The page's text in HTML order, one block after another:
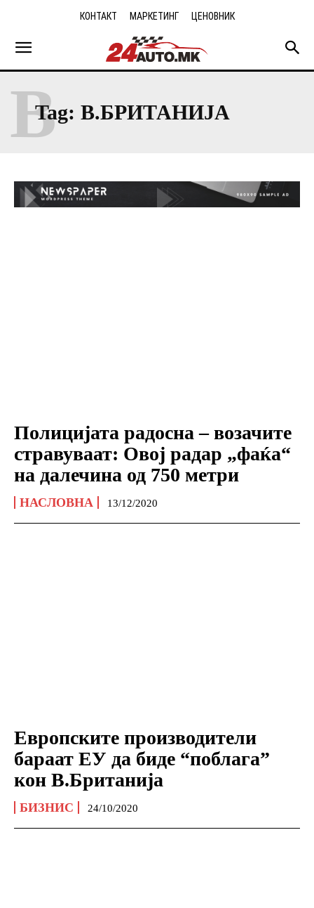
КОНТАКТ МАРКЕТИНГ ЦЕНОВНИК
Tag: В.БРИТАНИЈА
В
Полицијата радосна – возачите
стравуваат: Овој радар „фаќа“
на далечина од 750 метри
НАСЛОВНА 13/12/2020
Европските производители
бараат ЕУ да биде “поблага”
кон В.Британија
БИЗНИС 24/10/2020